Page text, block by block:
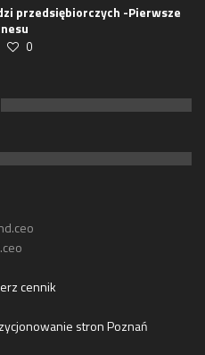
przedsiębiorczych -Pierwsze
0
cennik
stron Poznań